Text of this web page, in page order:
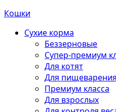
Кошки
Сухие корма
Беззерновые
Супер-премиум
Для котят
Для пищеварения
Премиум класса
Для взрослых